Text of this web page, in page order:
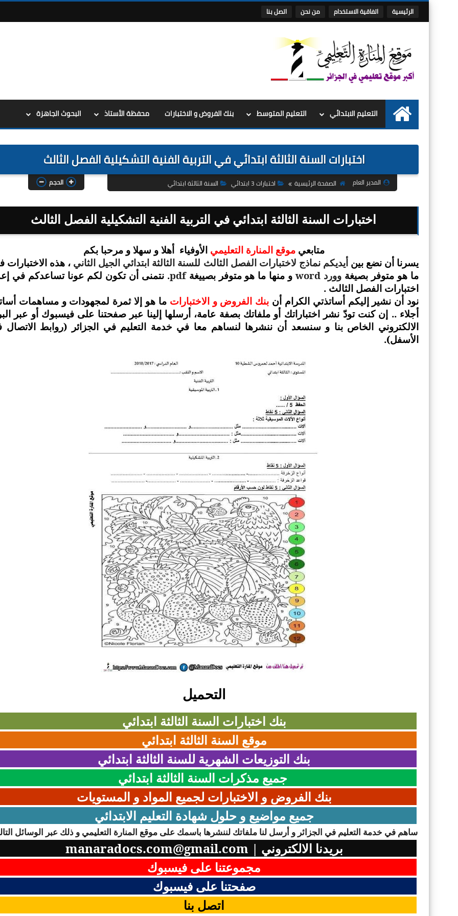
الرئيسية اتفاقية الاستخدام من نحن اتصل بنا
الرئيسية
التعليم الابتدائي التعليم المتوسط بنك الفروض و الاختبارات محفظة الأستاذ البحوث الجاهزة
اختبارات السنة الثالثة ابتدائي في التربية الفنية التشكيلية الفصل الثالث
المدير العام الصفحة الرئيسية اختبارات 3 ابتدائي السنة الثالثة ابتدائي الحجم
اختبارات السنة الثالثة ابتدائي في التربية الفنية التشكيلية الفصل الثالث
متابعي موقع المنارة التعليمي الأوفياء أهلا و سهلا و مرحبا بكم
يسرنا أن نضع بينأيديكم نماذج لاختبارات الفصل الثالث للسنة الثالثة ابتدائي الجيل الثاني ، هذه الاختبارات
ما هو متوفر بصيغة وورد word و منها ما هو متوفر بصييغةpdf. نتمنى أن تكون لكم عونا تساعدكم في
اختبارات الفصل الثالث .
نود أن نشير إليكم أساتذتي الكرام أن بنك الفروض و الاختبارات ما هو إلا ثمرة لمجهودات و مساهمات
أجلاء .. إن كنت تودّ نشر اختباراتك أو ملفاتك بصفة عامة، أرسلها إلينا عبر صفحتنا على فيسبوك أو عبر
الالكتروني الخاص بنا و سنسعد أن ننشرها لنساهم معا في خدمة التعليم في الجزائر (روابط
الأسفل).
التحميل
بنك اختبارات السنة الثالثة ابتدائي
موقع السنة الثالثة ابتدائي
بنك التوزيعات الشهرية للسنة الثالثة ابتدائي
جميع مذكرات السنة الثالثة ابتدائي
بنك الفروض و الاختبارات لجميع المواد و المستويات
جميع مواضيع و حلول شهادة التعليم الابتدائي
ساهم في خدمة التعليم في الجزائر و أرسل لنا ملفاتك لننشرها باسمك على موقع المنارة التعليمي و ذلك عبر الوسائل
بريدنا الالكتروني manaradocs.com@gmail.com |
مجموعتنا على فيسبوك
صفحتنا على فيسبوك
اتصل بنا